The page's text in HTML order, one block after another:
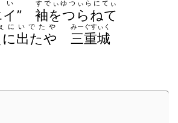
い
” 袖をつらねて
すでぃゆつぃらにてぃ
出たや
にいでたや
三重城
みーぐすぃく